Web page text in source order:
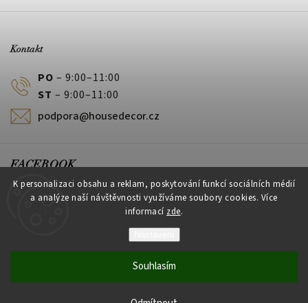
K personalizaci obsahu a reklam, poskytování funkcí sociálních médií
a analýze naší návštěvnosti využíváme soubory cookies. Více
informací zde.
Souhlasím
Kontakt
PO – 9:00–11:00
ST – 9:00–11:00
podpora@housedecor.cz
FACEBOOK
Vytvořil Shoptet